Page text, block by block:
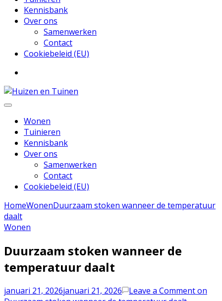
Kennisbank
Over ons
Samenwerken
Contact
Cookiebeleid (EU)
Huizen en Tuinen
Inspiratie voor wonen en tuinieren
Wonen
Tuinieren
Kennisbank
Over ons
Samenwerken
Contact
Cookiebeleid (EU)
HomeWonenDuurzaam stoken wanneer de temperatuur
daalt
Wonen
Duurzaam stoken wanneer de
temperatuur daalt
januari 21, 2026januari 21, 2026 Leave a Commenton